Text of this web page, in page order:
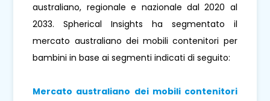
australiano, regionale e nazionale dal 2020 al
2033. Spherical Insights ha segmentato il
mercato australiano dei mobili contenitori per
bambini in base ai segmenti indicati di seguito:
Mercato australiano dei mobili contenitori